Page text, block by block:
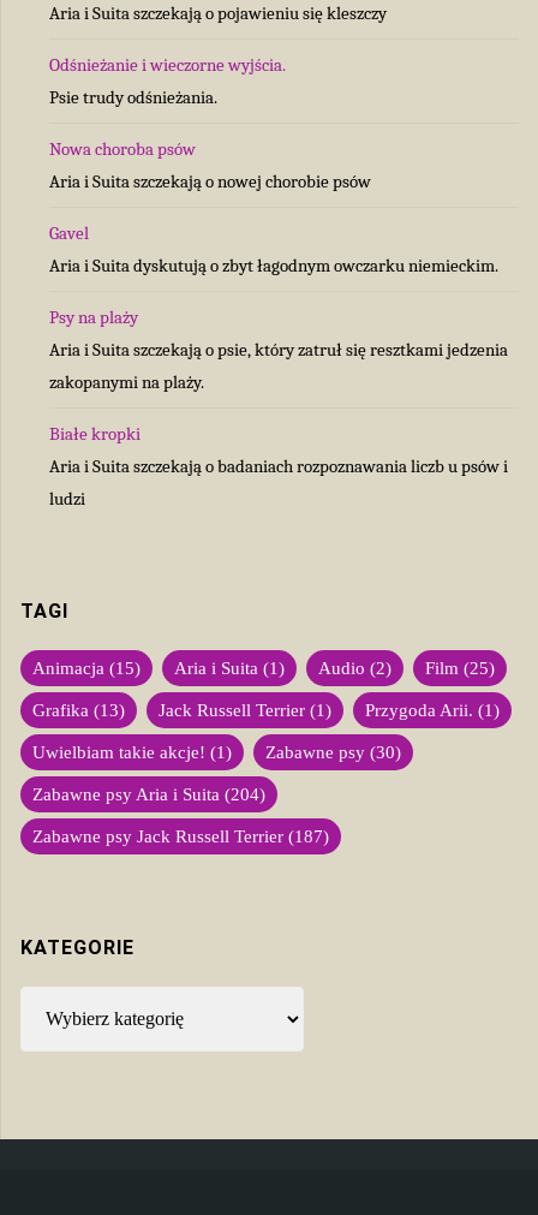
Aria i Suita szczekają o pojawieniu się kleszczy
Odśnieżanie i wieczorne wyjścia.
Psie trudy odśnieżania.
Nowa choroba psów
Aria i Suita szczekają o nowej chorobie psów
Gavel
Aria i Suita dyskutują o zbyt łagodnym owczarku niemieckim.
Psy na plaży
Aria i Suita szczekają o psie, który zatruł się resztkami jedzenia
zakopanymi na plaży.
Białe kropki
Aria i Suita szczekają o badaniach rozpoznawania liczb u psów i
ludzi
TAGI
Animacja (15) Aria i Suita (1) Audio (2) Film (25)
Grafika (13) Jack Russell Terrier (1) Przygoda Arii. (1)
Uwielbiam takie akcje! (1) Zabawne psy (30)
Zabawne psy Aria i Suita (204)
Zabawne psy Jack Russell Terrier (187)
KATEGORIE